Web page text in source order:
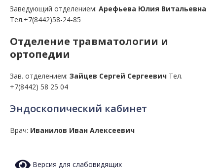
Заведующий отделением: Арефьева Юлия Витальевна
Тел.+7(8442)58-24-85
Отделение травматологии и
ортопедии
Зав. отделением: Зайцев Сергей Сергеевич Тел.
+7(8442) 58 25 04
Эндоскопический кабинет
Врач: Иванилов Иван Алексеевич
Версия для слабовидящих